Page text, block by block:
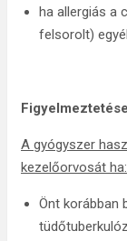
ha allergiás a
felsorolt)
A gyógyszer
kezelőorvosát ha:
Önt korábban